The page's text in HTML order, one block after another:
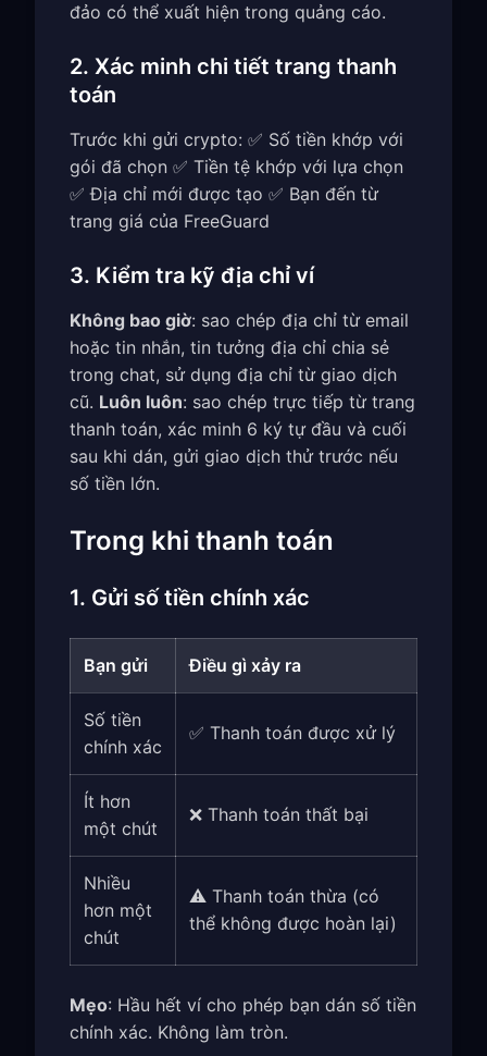
đảo có thể xuất hiện trong quảng cáo.
2. Xác minh chi tiết trang thanh
toán
Trước khi gửi crypto: ✅ Số tiền khớp với
gói đã chọn ✅ Tiền tệ khớp với lựa chọn
✅ Địa chỉ mới được tạo ✅ Bạn đến từ
trang giá của FreeGuard
3. Kiểm tra kỹ địa chỉ ví
Không bao giờ: sao chép địa chỉ từ email
hoặc tin nhắn, tin tưởng địa chỉ chia sẻ
trong chat, sử dụng địa chỉ từ giao dịch
cũ. Luôn luôn: sao chép trực tiếp từ trang
thanh toán, xác minh 6 ký tự đầu và cuối
sau khi dán, gửi giao dịch thử trước nếu
số tiền lớn.
Trong khi thanh toán
1. Gửi số tiền chính xác
Bạn gửi Điều gì xảy ra
Số tiền
chính xác
✅ Thanh toán được xử lý
Ít hơn
một chút
❌ Thanh toán thất bại
Nhiều
hơn một
chút
⚠️ Thanh toán thừa (có
thể không được hoàn lại)
Mẹo: Hầu hết ví cho phép bạn dán số tiền
chính xác. Không làm tròn.